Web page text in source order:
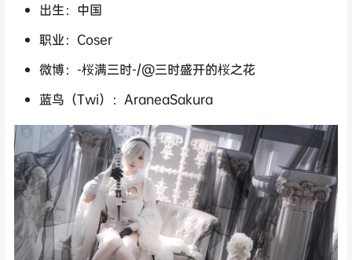
出生：中国
职业：Coser
微博：-桜满三时-/@三时盛开的桜之花
蓝鸟（Twi）：AraneaSakura